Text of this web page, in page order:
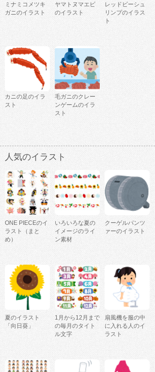
ミナミコメツキ
ガニのイラスト
ヤマトヌマエビ
のイラスト
レッドビーシュ
リンプのイラス
ト
カニの足のイラ
スト
毛ガニのクレー
ンゲームのイラ
スト
人気のイラスト
ONE PIECEのイ
ラスト（まと
め）
いろいろな夏の
イメージのライ
ン素材
クーゲルパンツ
ァーのイラスト
夏のイラスト
「向日葵」
1月から12月まで
の毎月のタイト
ル文字
扇風機を服の中
に入れる人のイ
ラスト